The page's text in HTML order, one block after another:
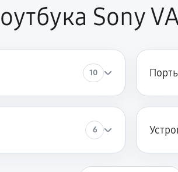
SV-S1512X1R
SV-S1512X1R 1120
SV-S1512X1R
1390
Sony
10
6